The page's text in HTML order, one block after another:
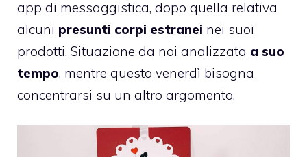
app di messaggistica, dopo quella relativa
alcuni presunti corpi estranei nei suoi
prodotti. Situazione da noi analizzata a suo
tempo, mentre questo venerdì bisogna
concentrarsi su un altro argomento.